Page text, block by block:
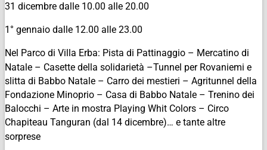
31 dicembre dalle 10.00 alle 20.00
1° gennaio dalle 12.00 alle 23.00
Nel Parco di Villa Erba: Pista di Pattinaggio – Mercatino di
Natale – Casette della solidarietà –Tunnel per Rovaniemi e
slitta di Babbo Natale – Carro dei mestieri – Agritunnel della
Fondazione Minoprio – Casa di Babbo Natale – Trenino dei
Balocchi – Arte in mostra Playing Whit Colors – Circo
Chapiteau Tanguran (dal 14 dicembre)… e tante altre
sorprese